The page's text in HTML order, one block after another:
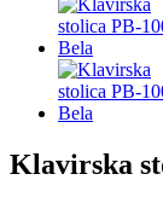
Klavirska